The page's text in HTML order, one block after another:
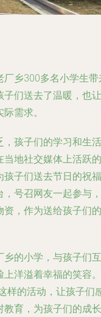
厂乡300多名小学生带
子们送去了温暖，也让
需求。
，孩子们的学习和生活
当地社交媒体上活跃的
孩子们送去节日的祝福
，号召网友一起参与，
资，作为送给孩子们的
乡的小学，与孩子们互
上洋溢着幸福的笑容。
样的活动，让孩子们
教育，为孩子们的成长